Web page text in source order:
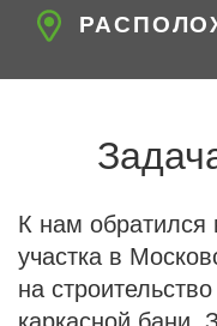
К нам обратился
участка в
на